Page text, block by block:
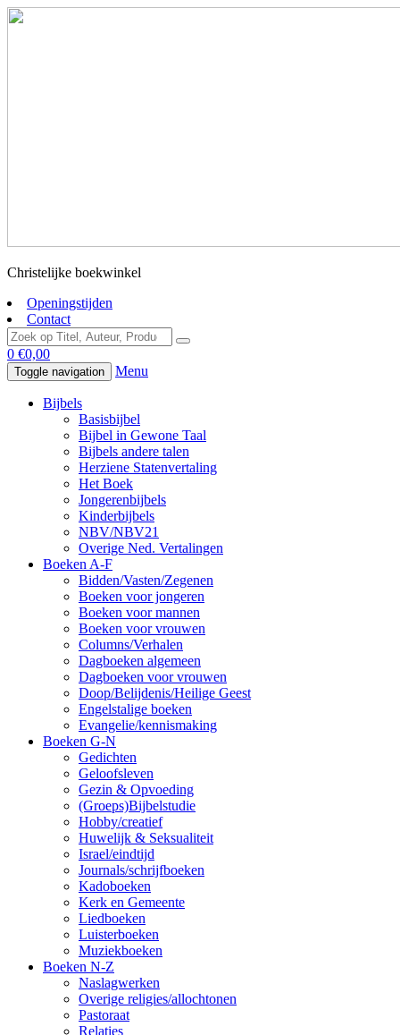
Christelijke boekwinkel
Openingstijden
Contact
0 €0,00
Toggle navigation Menu
Bijbels
Basisbijbel
Bijbel in Gewone Taal
Bijbels andere talen
Herziene Statenvertaling
Het Boek
Jongerenbijbels
Kinderbijbels
NBV/NBV21
Overige Ned. Vertalingen
Boeken A-F
Bidden/Vasten/Zegenen
Boeken voor jongeren
Boeken voor mannen
Boeken voor vrouwen
Columns/Verhalen
Dagboeken algemeen
Dagboeken voor vrouwen
Doop/Belijdenis/Heilige Geest
Engelstalige boeken
Evangelie/kennismaking
Boeken G-N
Gedichten
Geloofsleven
Gezin & Opvoeding
(Groeps)Bijbelstudie
Hobby/creatief
Huwelijk & Seksualiteit
Israel/eindtijd
Journals/schrijfboeken
Kadoboeken
Kerk en Gemeente
Liedboeken
Luisterboeken
Muziekboeken
Boeken N-Z
Naslagwerken
Overige religies/allochtonen
Pastoraat
Relaties